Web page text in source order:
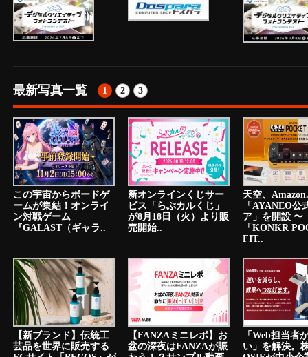
最新写真一覧 1 2 3
この宇宙からボードゲ
ームが集結！オンライ
ン対戦ゲーム
『GALAST（ギャラ..
新オンラインくじサー
ビス「らぶカルくじ」
が8月18日（火）より販
売開始..
天空、
「AYANEO公
ア」を開設 〜
「KONKR
FIT..
【新ブランド】伝統工
芸品を世界に販売する
【FANZAミニレポ】お
盆の深夜はFANZAが賑
「Web担当者
い」を解決。